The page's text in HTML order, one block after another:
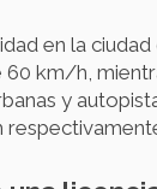
en la ciudad
km/h,
y